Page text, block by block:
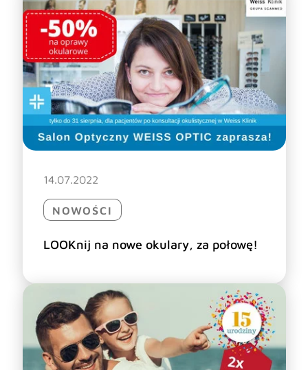
14.07.2022
NOWOŚCI
LOOKnij na nowe okulary, za połowę!